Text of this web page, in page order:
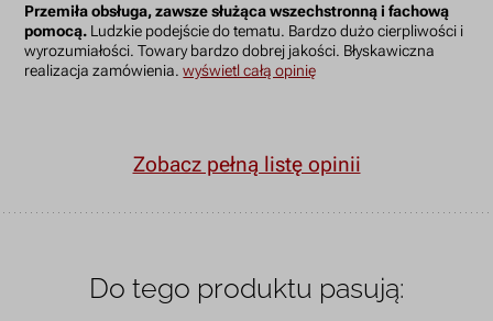
Przemiła obsługa, zawsze służąca wszechstronną i fachową
pomocą. Ludzkie podejście do tematu. Bardzo dużo cierpliwości i
wyrozumiałości. Towary bardzo dobrej jakości. Błyskawiczna
realizacja zamówienia.wyświetl całą opinię
Zobacz pełną listę opinii
Do tego produktu pasują: